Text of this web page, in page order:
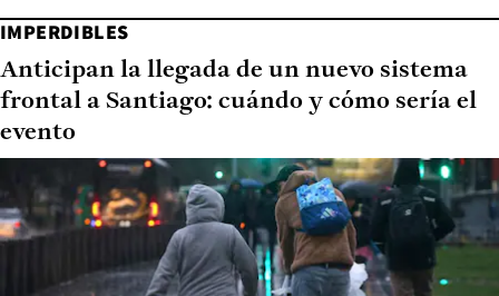
IMPERDIBLES
Anticipan la llegada de un nuevo sistema
frontal a Santiago: cuándo y cómo sería el
evento